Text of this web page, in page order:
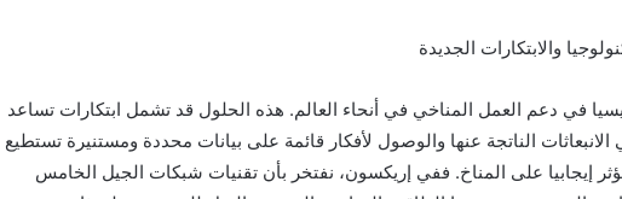
والابتكارات الجديدة
في دعم العمل المناخي في أنحاء العالم. هذه الحلول قد تشمل ابتكارات تساعد
الناتجة عنها والوصول لأفكار قائمة على بيانات محددة ومستنيرة تستطيع
إيجابيا على المناخ. ففي إريكسون، نفتخر بأن تقنيات شبكات الجيل الخامس